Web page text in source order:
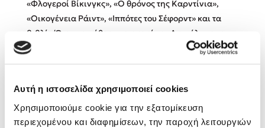
Αυτή η ιστοσελίδα χρησιμοποιεί cookies
Χρησιμοποιούμε cookie για την εξατομίκευση
περιεχομένου και διαφημίσεων, την παροχή λειτουργιών
Mel Robbins
Η μέθοδος Αφήστε τους
«Φλογεροί Βίκινγκς», «Ο θρόνος της Καρντίνια»,
«Οικογένεια Ράιντ», «Ιππότες του Σέφορντ» και τα
βιβλία Όταν το πάθος κυριαρχεί και Αιχμάλωτη του
πόθου μου.
Βιβλία της Συγγραφέως